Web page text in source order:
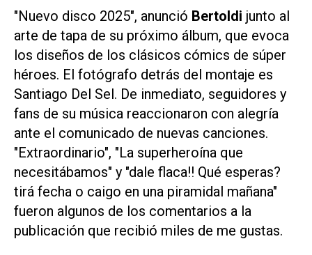
"Nuevo disco 2025", anunció Bertoldi junto al
arte de tapa de su próximo álbum, que evoca
los diseños de los clásicos cómics de súper
héroes. El fotógrafo detrás del montaje es
Santiago Del Sel. De inmediato, seguidores y
fans de su música reaccionaron con alegría
ante el comunicado de nuevas canciones.
"Extraordinario", "La superheroína que
necesitábamos" y "dale flaca!! Qué esperas?
tirá fecha o caigo en una piramidal mañana"
fueron algunos de los comentarios a la
publicación que recibió miles de me gustas.